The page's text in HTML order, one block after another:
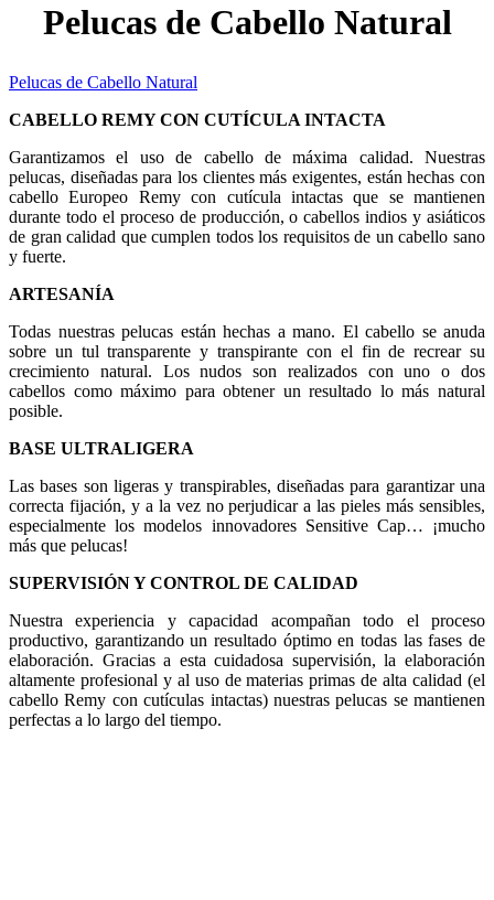
Pelucas de Cabello Natural
Pelucas de Cabello Natural
CABELLO REMY CON CUTÍCULA INTACTA
Garantizamos el uso de cabello de máxima calidad. Nuestras
pelucas, diseñadas para los clientes más exigentes, están hechas con
cabello Europeo Remy con cutícula intactas que se mantienen
durante todo el proceso de producción, o cabellos indios y asiáticos
de gran calidad que cumplen todos los requisitos de un cabello sano
y fuerte.
ARTESANÍA
Todas nuestras pelucas están hechas a mano. El cabello se anuda
sobre un tul transparente y transpirante con el fin de recrear su
crecimiento natural. Los nudos son realizados con uno o dos
cabellos como máximo para obtener un resultado lo más natural
posible.
BASE ULTRALIGERA
Las bases son ligeras y transpirables, diseñadas para garantizar una
correcta fijación, y a la vez no perjudicar a las pieles más sensibles,
especialmente los modelos innovadores Sensitive Cap… ¡mucho
más que pelucas!
SUPERVISIÓN Y CONTROL DE CALIDAD
Nuestra experiencia y capacidad acompañan todo el proceso
productivo, garantizando un resultado óptimo en todas las fases de
elaboración. Gracias a esta cuidadosa supervisión, la elaboración
altamente profesional y al uso de materias primas de alta calidad (el
cabello Remy con cutículas intactas) nuestras pelucas se mantienen
perfectas a lo largo del tiempo.